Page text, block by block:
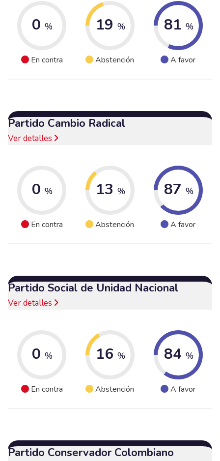
0 %
En contra
19 %
Abstención
81 %
A favor
Partido Cambio Radical
Ver detalles
0 %
En contra
13 %
Abstención
87 %
A favor
Partido Social de Unidad Nacional
Ver detalles
0 %
En contra
16 %
Abstención
84 %
A favor
Partido Conservador Colombiano